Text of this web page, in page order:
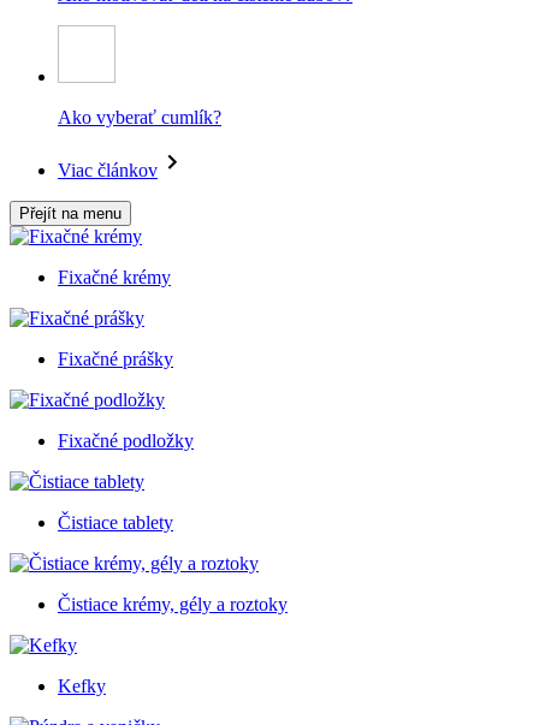
Ako vyberať cumlík?
Viac článkov
Přejít na menu
Fixačné krémy
Fixačné prášky
Fixačné podložky
Čistiace tablety
Čistiace krémy, gély a roztoky
Kefky